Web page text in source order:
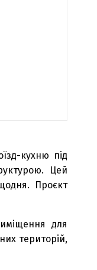
кухню під
Цей
Проєкт
для
територій,